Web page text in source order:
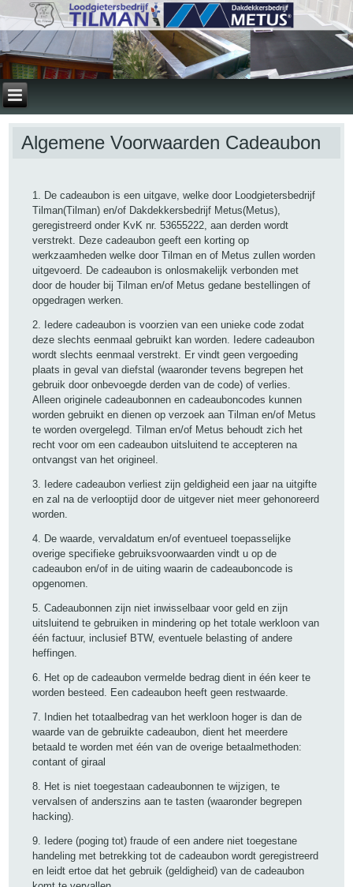
Algemene Voorwaarden Cadeaubon
1. De cadeaubon is een uitgave, welke door Loodgietersbedrijf
Tilman(Tilman) en/of Dakdekkersbedrijf Metus(Metus),
geregistreerd onder KvK nr. 53655222, aan derden wordt
verstrekt. Deze cadeaubon geeft een korting op
werkzaamheden welke door Tilman en of Metus zullen worden
uitgevoerd. De cadeaubon is onlosmakelijk verbonden met
door de houder bij Tilman en/of Metus gedane bestellingen of
opgedragen werken.
2. Iedere cadeaubon is voorzien van een unieke code zodat
deze slechts eenmaal gebruikt kan worden. Iedere cadeaubon
wordt slechts eenmaal verstrekt. Er vindt geen vergoeding
plaats in geval van diefstal (waaronder tevens begrepen het
gebruik door onbevoegde derden van de code) of verlies.
Alleen originele cadeaubonnen en cadeauboncodes kunnen
worden gebruikt en dienen op verzoek aan Tilman en/of Metus
te worden overgelegd. Tilman en/of Metus behoudt zich het
recht voor om een cadeaubon uitsluitend te accepteren na
ontvangst van het origineel.
3. Iedere cadeaubon verliest zijn geldigheid een jaar na uitgifte
en zal na de verlooptijd door de uitgever niet meer gehonoreerd
worden.
4. De waarde, vervaldatum en/of eventueel toepasselijke
overige specifieke gebruiksvoorwaarden vindt u op de
cadeaubon en/of in de uiting waarin de cadeauboncode is
opgenomen.
5. Cadeaubonnen zijn niet inwisselbaar voor geld en zijn
uitsluitend te gebruiken in mindering op het totale werkloon van
één factuur, inclusief BTW, eventuele belasting of andere
heffingen.
6. Het op de cadeaubon vermelde bedrag dient in één keer te
worden besteed. Een cadeaubon heeft geen restwaarde.
7. Indien het totaalbedrag van het werkloon hoger is dan de
waarde van de gebruikte cadeaubon, dient het meerdere
betaald te worden met één van de overige betaalmethoden:
contant of giraal
8. Het is niet toegestaan cadeaubonnen te wijzigen, te
vervalsen of anderszins aan te tasten (waaronder begrepen
hacking).
9. Iedere (poging tot) fraude of een andere niet toegestane
handeling met betrekking tot de cadeaubon wordt geregistreerd
en leidt ertoe dat het gebruik (geldigheid) van de cadeaubon